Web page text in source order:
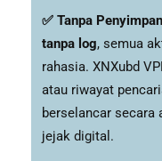
✅ Tanpa
tanpa log, semua
rahasia. XNXubd
atau riwayat
berselancar secara
jejak digital.